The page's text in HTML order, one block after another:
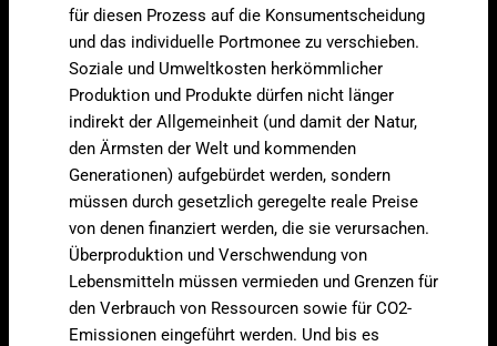
für diesen Prozess auf die Konsumentscheidung
und das individuelle Portmonee zu verschieben.
Soziale und Umweltkosten herkömmlicher
Produktion und Produkte dürfen nicht länger
indirekt der Allgemeinheit (und damit der Natur,
den Ärmsten der Welt und kommenden
Generationen) aufgebürdet werden, sondern
müssen durch gesetzlich geregelte reale Preise
von denen finanziert werden, die sie verursachen.
Überproduktion und Verschwendung von
Lebensmitteln müssen vermieden und Grenzen für
den Verbrauch von Ressourcen sowie für CO2-
Emissionen eingeführt werden. Und bis es